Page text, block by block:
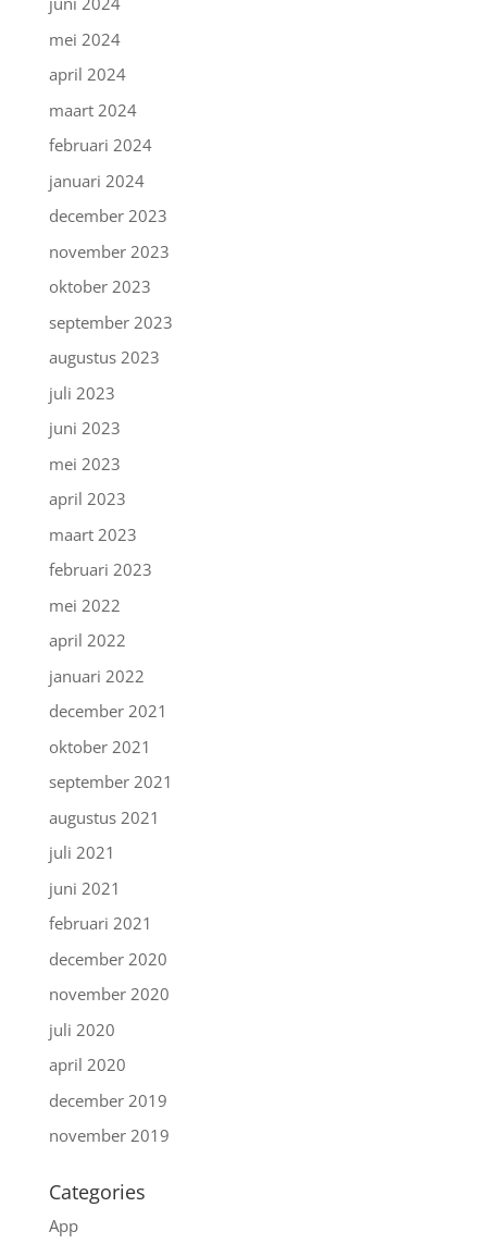
mei 2024
april 2024
maart 2024
februari 2024
januari 2024
december 2023
november 2023
oktober 2023
september 2023
augustus 2023
juli 2023
juni 2023
mei 2023
april 2023
maart 2023
februari 2023
mei 2022
april 2022
januari 2022
december 2021
oktober 2021
september 2021
augustus 2021
juli 2021
juni 2021
februari 2021
december 2020
november 2020
juli 2020
april 2020
december 2019
november 2019
Categories
App